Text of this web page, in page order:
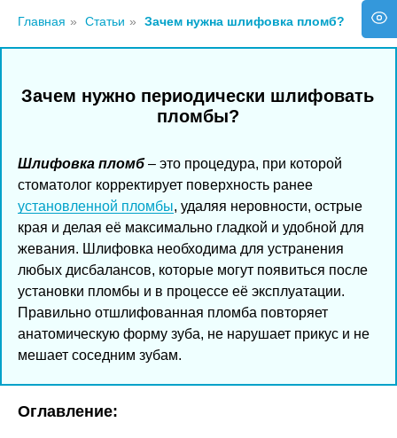
Главная » Статьи » Зачем нужна шлифовка пломб?
Зачем нужно периодически шлифовать
пломбы?
Шлифовка пломб– это процедура, при которой
стоматолог корректирует поверхность ранее
установленной пломбы, удаляя неровности, острые
края и делая её максимально гладкой и удобной для
жевания. Шлифовка необходима для устранения
любых дисбалансов, которые могут появиться после
установки пломбы и в процессе её эксплуатации.
Правильно отшлифованная пломба повторяет
анатомическую форму зуба, не нарушает прикус и не
мешает соседним зубам.
Оглавление: